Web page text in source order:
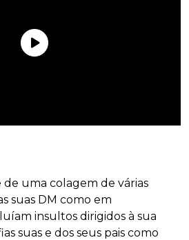
de uma colagem de várias
suas DM como em
insultos dirigidos à sua
suas e dos seus pais como